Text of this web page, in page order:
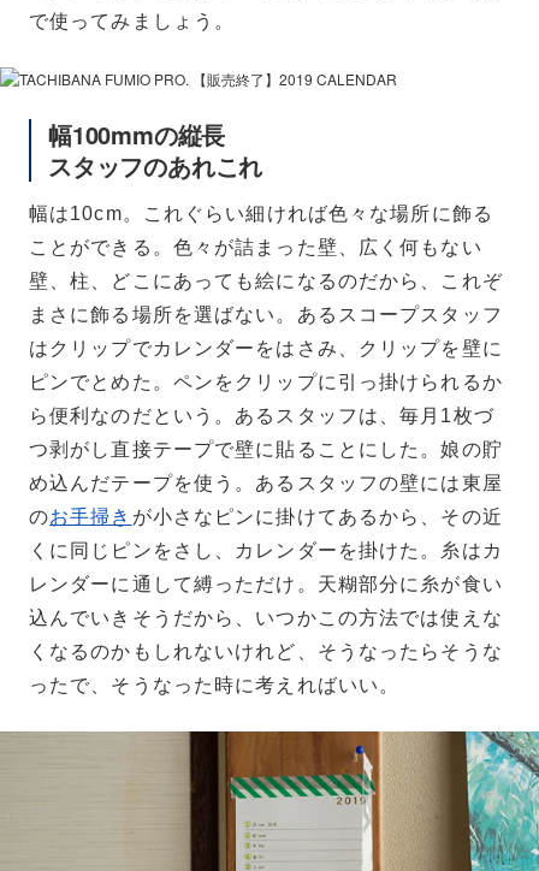
で使ってみましょう。
幅100mmの縦長
スタッフのあれこれ
幅は10cm。これぐらい細ければ色々な場所に飾る
ことができる。色々が詰まった壁、広く何もない
壁、柱、どこにあっても絵になるのだから、これぞ
まさに飾る場所を選ばない。あるスコープスタッフ
はクリップでカレンダーをはさみ、クリップを壁に
ピンでとめた。ペンをクリップに引っ掛けられるか
ら便利なのだという。あるスタッフは、毎月1枚づ
つ剥がし直接テープで壁に貼ることにした。娘の貯
め込んだテープを使う。あるスタッフの壁には東屋
のお手掃き が小さなピンに掛けてあるから、その近
くに同じピンをさし、カレンダーを掛けた。糸はカ
レンダーに通して縛っただけ。天糊部分に糸が食い
込んでいきそうだから、いつかこの方法では使えな
くなるのかもしれないけれど、そうなったらそうな
ったで、そうなった時に考えればいい。